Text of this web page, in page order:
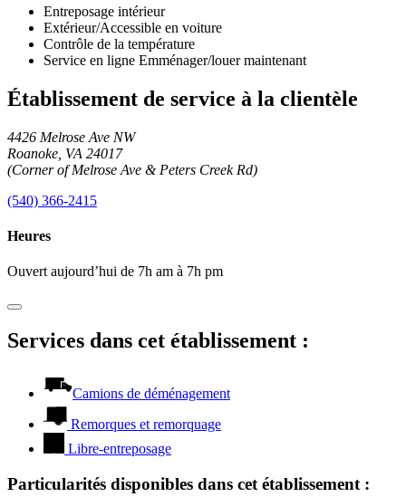
Entreposage intérieur
Extérieur/Accessible en voiture
Contrôle de la température
Service en ligne Emménager/louer maintenant
Établissement de service à la clientèle
4426 Melrose Ave NW
Roanoke, VA 24017
(Corner of Melrose Ave & Peters Creek Rd)
(540) 366-2415
Heures
Ouvert aujourd’hui de 7h am à 7h pm
Services dans cet établissement :
Camions de déménagement
Remorques et remorquage
Libre-entreposage
Particularités disponibles dans cet établissement :